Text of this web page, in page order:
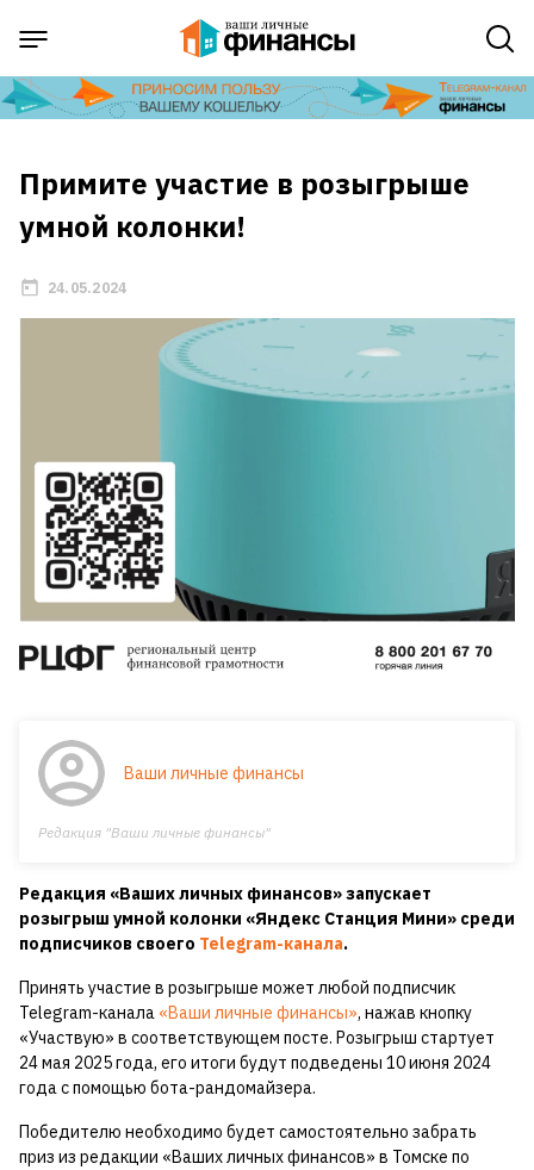
Примите участие в розыгрыше
умной колонки!
24.05.2024
Ваши личные финансы
Редакция "Ваши личные финансы"
Редакция «Ваших личных финансов» запускает
розыгрыш умной колонки «Яндекс Станция Мини» среди
подписчиков своего Telegram-канала.
Принять участие в розыгрыше может любой подписчик
Telegram-канала «Ваши личные финансы», нажав кнопку
«Участвую» в соответствующем посте. Розыгрыш стартует
24 мая 2025 года, его итоги будут подведены 10 июня 2024
года с помощью бота-рандомайзера.
Победителю необходимо будет самостоятельно забрать
приз из редакции «Ваших личных финансов» в Томске по